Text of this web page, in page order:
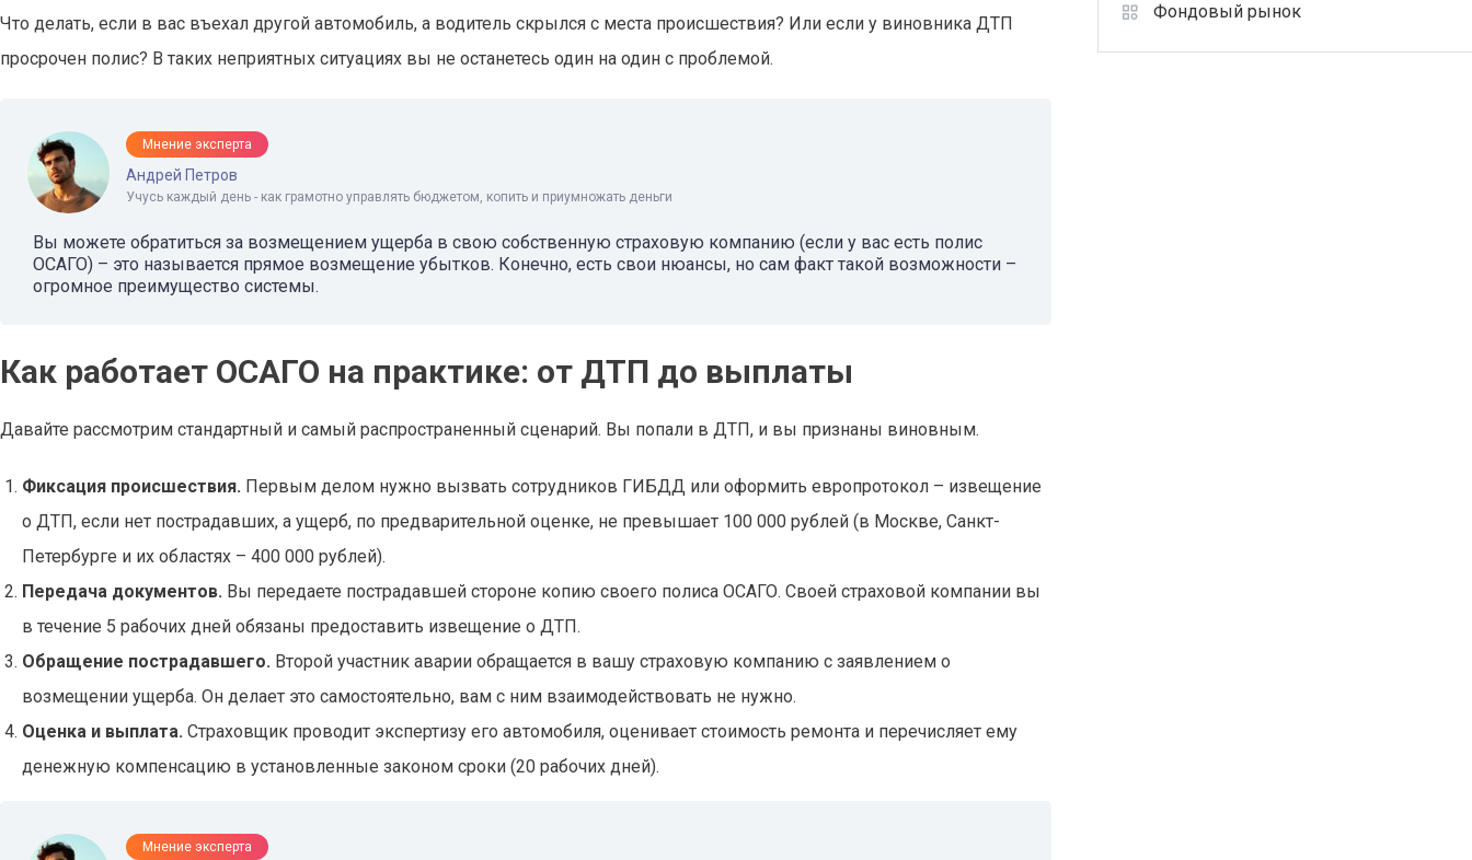
Что делать, если в вас въехал другой автомобиль, а водитель скрылся с места происшествия? Или если у виновника ДТП
просрочен полис? В таких неприятных ситуациях вы не останетесь один на один с проблемой.
Мнение эксперта
Андрей Петров
Учусь каждый день - как грамотно управлять бюджетом, копить и приумножать деньги
Вы можете обратиться за возмещением ущерба в свою собственную страховую компанию (если у вас есть полис
ОСАГО) – это называется прямое возмещение убытков. Конечно, есть свои нюансы, но сам факт такой возможности –
огромное преимущество системы.
Как работает ОСАГО на практике: от ДТП до выплаты
Давайте рассмотрим стандартный и самый распространенный сценарий. Вы попали в ДТП, и вы признаны виновным.
Фиксация происшествия. Первым делом нужно вызвать сотрудников ГИБДД или оформить европротокол – извещение
о ДТП, если нет пострадавших, а ущерб, по предварительной оценке, не превышает 100 000 рублей (в Москве, Санкт-
Петербурге и их областях – 400 000 рублей).
Передача документов. Вы передаете пострадавшей стороне копию своего полиса ОСАГО. Своей страховой компании вы
в течение 5 рабочих дней обязаны предоставить извещение о ДТП.
Обращение пострадавшего. Второй участник аварии обращается в вашу страховую компанию с заявлением о
возмещении ущерба. Он делает это самостоятельно, вам с ним взаимодействовать не нужно.
Оценка и выплата. Страховщик проводит экспертизу его автомобиля, оценивает стоимость ремонта и перечисляет ему
денежную компенсацию в установленные законом сроки (20 рабочих дней).
Мнение эксперта
Фондовый рынок